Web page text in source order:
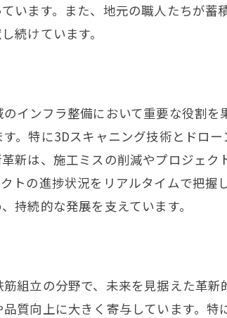
川町での鉄筋施工の特異性
有の鉄筋技術が光る門川町
川町での鉄筋施工の成功事例
川町に根付く鉄筋技術の特長
立で地域貢献を実現
筋組立が実現する地域貢献の形
域貢献に繋がる鉄筋技術の実践
筋組立で地域に貢献する方法
います。また、地元の職人たちが
続けています。
インフラ整備において重要な役割
。特に3Dスキャニング技術とドロ
新は、施工ミスの削減やプロジェ
トの進捗状況をリアルタイムで把握
持続的な発展を支えています。
組立の分野で、未来を見据えた革
質向上に大きく寄与しています。